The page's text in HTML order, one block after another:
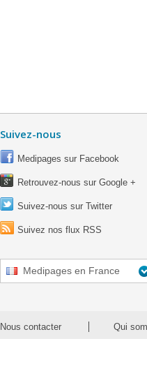
Suivez-nous
Medipages sur Facebook
Retrouvez-nous sur Google +
Suivez-nous sur Twitter
Suivez nos flux RSS
Medipages en France
Nous contacter Qui